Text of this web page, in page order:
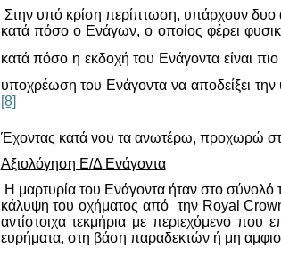
Στην υπό κρίση περίπτωση, υπάρχουν δυο
κατά πόσο ο Ενάγων, ο οποίος φέρει
κατά πόσο η εκδοχή του Ενάγοντα είναι
υποχρέωση του Ενάγοντα να αποδείξει
[8]
Έχοντας κατά νου τα ανωτέρω, προχωρώ
Αξιολόγηση Ε/Δ Ενάγοντα
Η μαρτυρία του Ενάγοντα ήταν στο σύνολό
κάλυψη του οχήματος από την Royal
αντίστοιχα τεκμήρια με περιεχόμενο που
ευρήματα, στη βάση παραδεκτών ή μη